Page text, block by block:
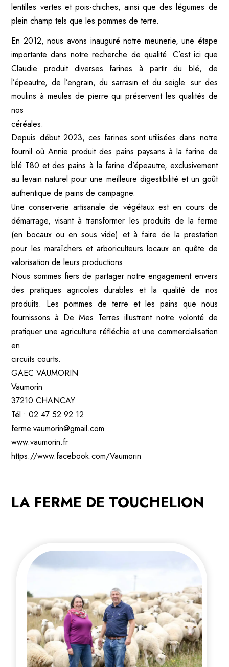
lentilles vertes et pois-chiches, ainsi que des légumes de
plein champ tels que les pommes de terre.
En 2012, nous avons inauguré notre meunerie, une étape
importante dans notre recherche de qualité. C’est ici que
Claudie produit diverses farines à partir du blé, de
l’épeautre, de l’engrain, du sarrasin et du seigle. sur des
moulins à meules de pierre qui préservent les qualités de
nos
céréales.
Depuis début 2023, ces farines sont utilisées dans notre
fournil où Annie produit des pains paysans à la farine de
blé T80 et des pains à la farine d’épeautre, exclusivement
au levain naturel pour une meilleure digestibilité et un goût
authentique de pains de campagne.
Une conserverie artisanale de végétaux est en cours de
démarrage, visant à transformer les produits de la ferme
(en bocaux ou en sous vide) et à faire de la prestation
pour les maraîchers et arboriculteurs locaux en quête de
valorisation de leurs productions.
Nous sommes fiers de partager notre engagement envers
des pratiques agricoles durables et la qualité de nos
produits. Les pommes de terre et les pains que nous
fournissons à De Mes Terres illustrent notre volonté de
pratiquer une agriculture réfléchie et une commercialisation
en
circuits courts.
GAEC VAUMORIN
Vaumorin
37210 CHANCAY
Tél : 02 47 52 92 12
ferme.vaumorin@gmail.com
www.vaumorin.fr
https://www.facebook.com/Vaumorin
LA FERME DE TOUCHELION